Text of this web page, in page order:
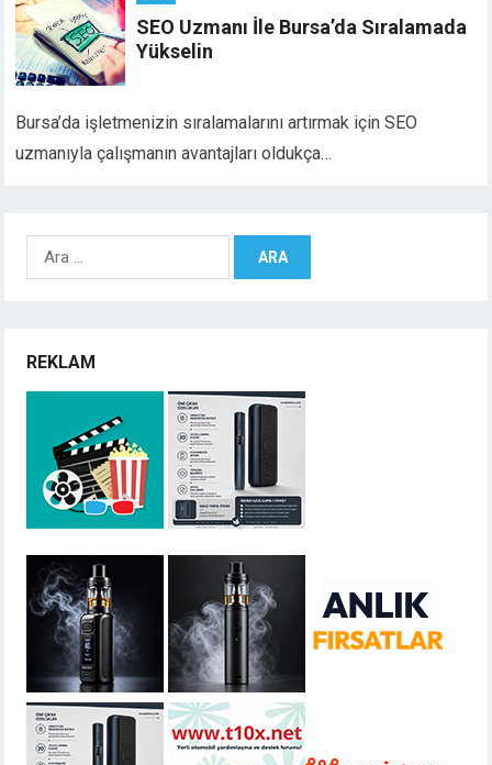
SEO Uzmanı İle Bursa’da Sıralamada
Yükselin
Bursa’da işletmenizin sıralamalarını artırmak için SEO
uzmanıyla çalışmanın avantajları oldukça…
Arama:
REKLAM